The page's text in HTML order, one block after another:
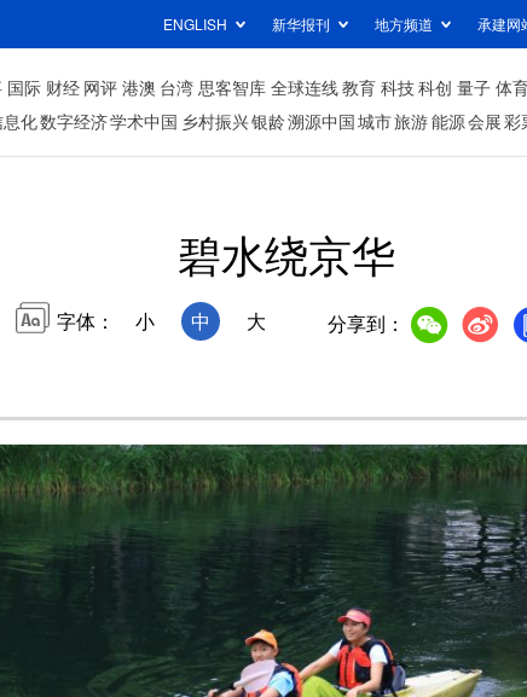
ENGLISH 新华报刊 地方频道 承建网
国际 财经 网评 港澳 台湾 思客智库 全球连线教育 科技科创 量子 体
化数字经济学术中国 乡村振兴银龄溯源中国城市旅游能源会展彩
碧水绕京华
字体： 小 中 大 分享到：